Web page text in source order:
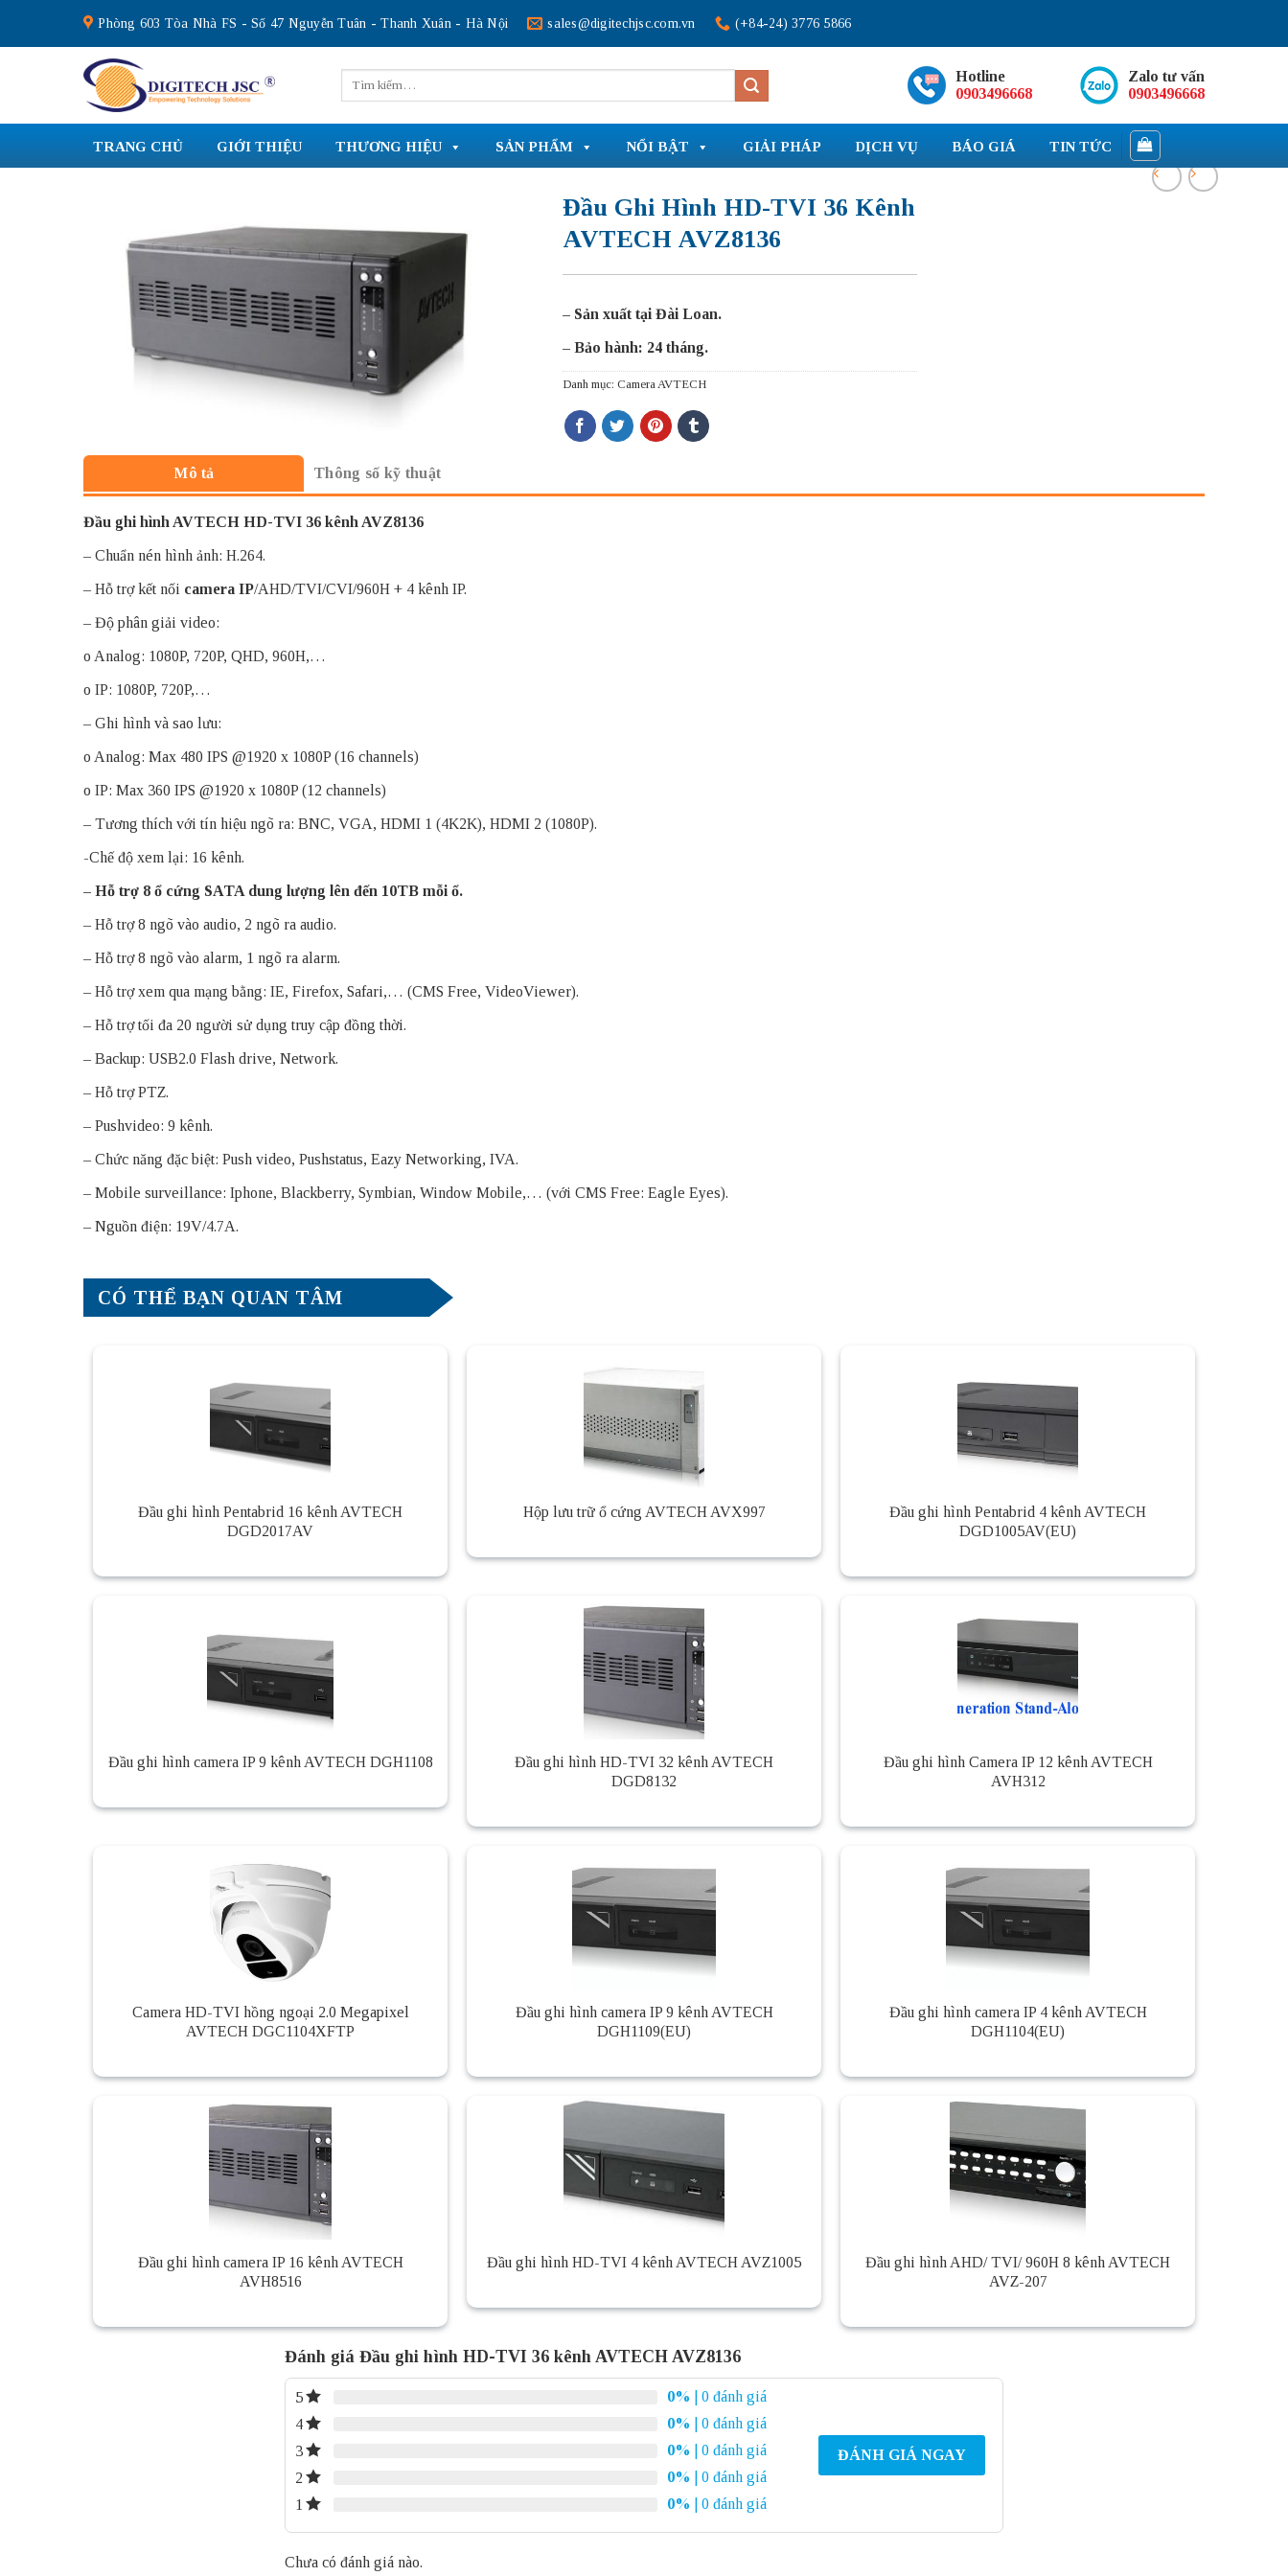
content
Phòng 603 Tòa Nhà FS - Số 47 Nguyễn Tuân - Thanh Xuân - Hà Nội sales@digitechjsc.com.vn (+84-24) 3776 5866
kiếm:
Hotline
0903496668
Zalo tư vấn
0903496668
TRANG CHỦ GIỚI THIỆU THƯƠNG HIỆU SẢN PHẨM NỔI BẬT GIẢI PHÁP DỊCH VỤ BÁO GIÁ TIN TỨC
Đầu Ghi Hình HD-TVI 36 Kênh
AVTECH AVZ8136
– Sản xuất tại Đài Loan.
– Bảo hành: 24 tháng.
Danh mục: Camera AVTECH
Mô tả Thông số kỹ thuật
Đầu ghi hình AVTECH HD-TVI 36 kênh AVZ8136
– Chuẩn nén hình ảnh: H.264.
– Hỗ trợ kết nối camera IP/AHD/TVI/CVI/960H + 4 kênh IP.
– Độ phân giải video:
o Analog: 1080P, 720P, QHD, 960H,…
o IP: 1080P, 720P,…
– Ghi hình và sao lưu:
o Analog: Max 480 IPS @1920 x 1080P (16 channels)
o IP: Max 360 IPS @1920 x 1080P (12 channels)
– Tương thích với tín hiệu ngõ ra: BNC, VGA, HDMI 1 (4K2K), HDMI 2 (1080P).
-Chế độ xem lại: 16 kênh.
– Hỗ trợ 8 ổ cứng SATA dung lượng lên đến 10TB mỗi ổ.
– Hỗ trợ 8 ngõ vào audio, 2 ngõ ra audio.
– Hỗ trợ 8 ngõ vào alarm, 1 ngõ ra alarm.
– Hỗ trợ xem qua mạng bằng: IE, Firefox, Safari,… (CMS Free, VideoViewer).
– Hỗ trợ tối đa 20 người sử dụng truy cập đồng thời.
– Backup: USB2.0 Flash drive, Network.
– Hỗ trợ PTZ.
– Pushvideo: 9 kênh.
– Chức năng đặc biệt: Push video, Pushstatus, Eazy Networking, IVA.
– Mobile surveillance: Iphone, Blackberry, Symbian, Window Mobile,… (với CMS Free: Eagle Eyes).
– Nguồn điện: 19V/4.7A.
CÓ THỂ BẠN QUAN TÂM
Đầu ghi hình Pentabrid 16 kênh AVTECH
DGD2017AV
Hộp lưu trữ ổ cứng AVTECH AVX997
Đầu ghi hình Pentabrid 4 kênh AVTECH
DGD1005AV(EU)
Đầu ghi hình camera IP 9 kênh AVTECH DGH1108
Đầu ghi hình HD-TVI 32 kênh AVTECH
DGD8132
Đầu ghi hình Camera IP 12 kênh AVTECH
AVH312
Camera HD-TVI hồng ngoại 2.0 Megapixel
AVTECH DGC1104XFTP
Đầu ghi hình camera IP 9 kênh AVTECH
DGH1109(EU)
Đầu ghi hình camera IP 4 kênh AVTECH
DGH1104(EU)
Đầu ghi hình camera IP 16 kênh AVTECH
AVH8516
Đầu ghi hình HD-TVI 4 kênh AVTECH AVZ1005
Đầu ghi hình AHD/ TVI/ 960H 8 kênh AVTECH
AVZ-207
Đánh giá Đầu ghi hình HD-TVI 36 kênh AVTECH AVZ8136
5 0%
| 0 đánh giá
4
0%
| 0 đánh giá
3
0%
| 0 đánh giá
2
0%
| 0 đánh giá
1
0% | 0 đánh giá
ĐÁNH GIÁ NGAY
Chưa có đánh giá nào.